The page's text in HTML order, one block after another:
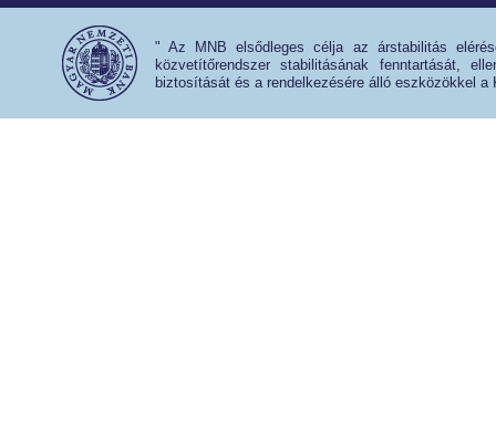
" Az MNB elsődleges célja az árstabilitás
közvetítőrendszer stabilitásának fenntartását,
biztosítását és a rendelkezésére álló eszközökkel a